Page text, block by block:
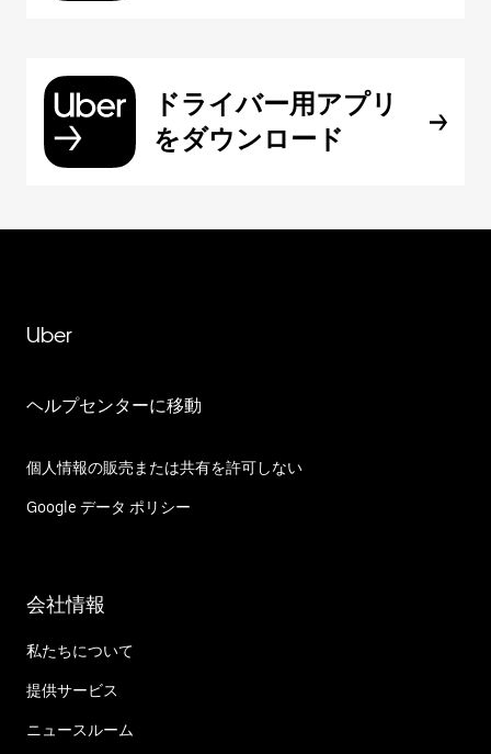
ドライバー用アプリ
をダウンロード
Uber
ヘルプセンターに移動
個人情報の販売または共有を許可しない
Google データ ポリシー
会社情報
私たちについて
提供サービス
ニュースルーム